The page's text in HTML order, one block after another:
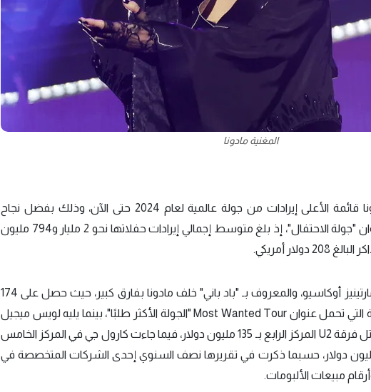
المغنية مادونا
تصدرت حفلات المغنية مادونا قائمة الأعلى إيرادات من جولة عالمية لعام 2024 حتى الآن، وذلك بفضل نجاح
جولتها الغنائية التي تحمل عنوان "جولة الاحتفال"، إذ بلغ متوسط ​​إجمالي إيرادات حفلاتها نحو 2 مليار و794 مليون
أمريكي.
ويأتي المغني بينيتو أنطونيو مارتينيز أوكاسيو، والمعروف بـ "باد باني" خلف مادونا بفارق كبير، حيث حصل على 174
مليون دولار من جولته الغنائية التي تحمل عنوان Most Wanted Tour "الجولة الأكثر طلبًا"، بينما يليه لويس ميجيل
بإيرادات 169 مليون دولار، وتحتل فرقة U2 المركز الرابع بـ 135 مليون دولار، فيما جاءت كارول جي في المركز الخامس
جولتها الغنائية 111 مليون دولار، حسبما ذكرت في تقريرها نصف السنوي إحدى الشركات المتخصصة في
مبيعات الألبومات.